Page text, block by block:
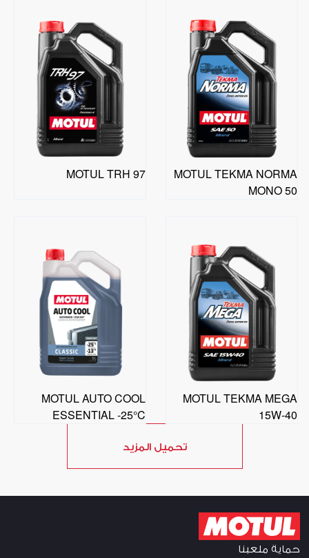
MOTUL TEKMA NORMA
MONO 50
MOTUL TRH 97
MOTUL TEKMA MEGA
15W-40
MOTUL AUTO COOL
ESSENTIAL -25°C
تحميل المزيد
حماية ملعبنا